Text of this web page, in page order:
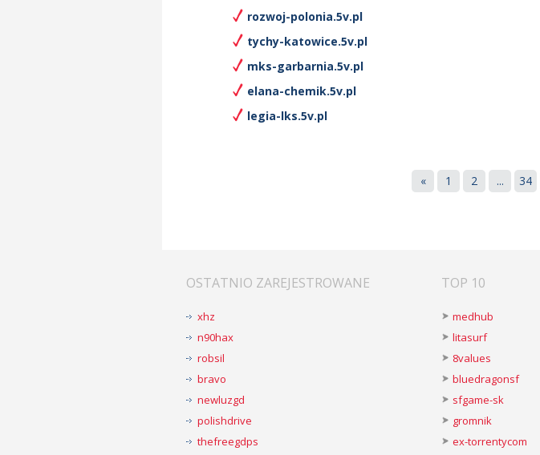
rozwoj-polonia.5v.pl
tychy-katowice.5v.pl
mks-garbarnia.5v.pl
elana-chemik.5v.pl
legia-lks.5v.pl
« 1 2 ... 34
OSTATNIO ZAREJESTROWANE
xhz
n90hax
robsil
bravo
newluzgd
polishdrive
thefreegdps
TOP 10
medhub
litasurf
8values
bluedragonsf
sfgame-sk
gromnik
ex-torrentycom